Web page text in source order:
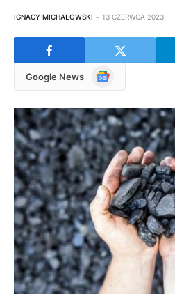
IGNACY MICHAŁOWSKI 13 CZERWCA 2023
Google News
Google